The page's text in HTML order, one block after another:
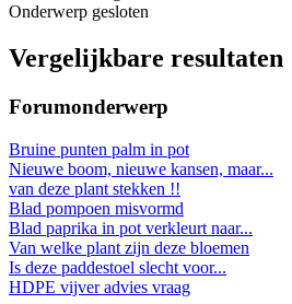
Onderwerp gesloten
Vergelijkbare resultaten
Forumonderwerp
Bruine punten palm in pot
Nieuwe boom, nieuwe kansen, maar...
van deze plant stekken !!
Blad pompoen misvormd
Blad paprika in pot verkleurt naar...
Van welke plant zijn deze bloemen
Is deze paddestoel slecht voor...
HDPE vijver advies vraag